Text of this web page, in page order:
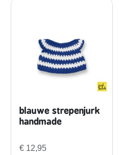
blauwe strepenjurk
handmade
€ 12,95